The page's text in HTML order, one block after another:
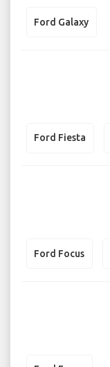
Ford Galaxy
Ford Fiesta
Ford Focus